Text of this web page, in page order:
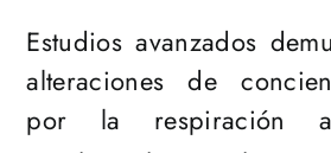
Estudios avanzados
alteraciones de
por la respiración